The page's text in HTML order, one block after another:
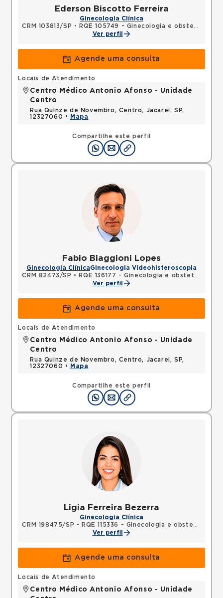
Ederson Biscotto Ferreira
Ginecologia Clínica
CRM 103813/SP •
RQE 105749 - Ginecologia e obstetrícia
Ver perfil
Agende uma consulta
Compartilhe este perfil
Locais de Atendimento
Centro Médico Antonio Afonso - Unidade
Centro
Rua Quinze de Novembro, Centro, Jacarei, SP,
12327060 •
Mapa
Fabio Biaggioni Lopes
Ginecologia ClínicaGinecologia Videohisteroscopia
CRM 82473/SP •
RQE 136177 - Ginecologia e obstetrícia
Ver perfil
Agende uma consulta
Compartilhe este perfil
Locais de Atendimento
Centro Médico Antonio Afonso - Unidade
Centro
Rua Quinze de Novembro, Centro, Jacarei, SP,
12327060 •
Mapa
Ligia Ferreira Bezerra
Ginecologia Clínica
CRM 198475/SP •
RQE 115336 - Ginecologia e obstetrícia
Ver perfil
Agende uma consulta
Locais de Atendimento
Centro Médico Antonio Afonso - Unidade